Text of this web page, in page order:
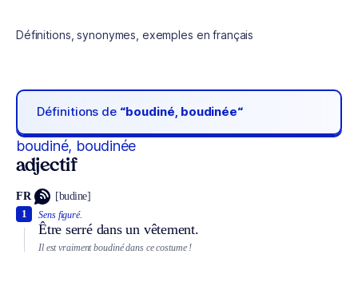
Définitions, synonymes, exemples en français
Définitions de “boudiné, boudinée“
boudiné, boudinée
adjectif
FR [budine]
Sens figuré.
Être serré dans un vêtement.
1
Il est vraiment boudiné dans ce costume !